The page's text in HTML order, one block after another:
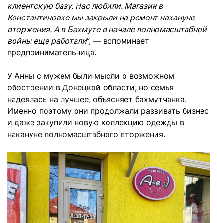
клиентскую базу. Нас любили. Магазин в
Константиновке мы закрыли на ремонт накануне
вторжения. А в Бахмуте в начале полномасштабной
войны еще работали”, — вспоминает
предпринимательница.
У Анны с мужем были мысли о возможном
обострении в Донецкой области, но семья
надеялась на лучшее, объясняет бахмутчанка.
Именно поэтому они продолжали развивать бизнес
и даже закупили новую коллекцию одежды в
накануне полномасштабного вторжения.